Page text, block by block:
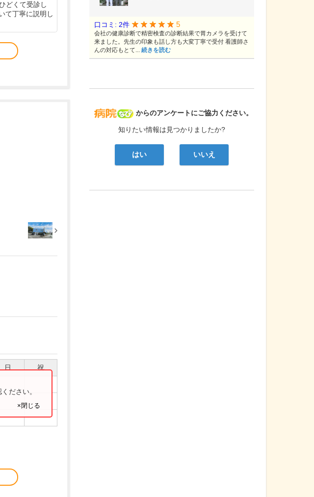
どくて受診し
て丁寧に説明し
日 祝
ださい。
×閉じる
病院なび
からのアンケートにご協力ください。
知りたい情報は見つかりましたか?
はい いいえ
口コミ: 2件 5
会社の健康診断で精密検査の診断結果で胃カメラを受けて
来ました。先生の印象も話し方も大変丁寧で受付 看護師さ
んの対応もとて... 続きを読む